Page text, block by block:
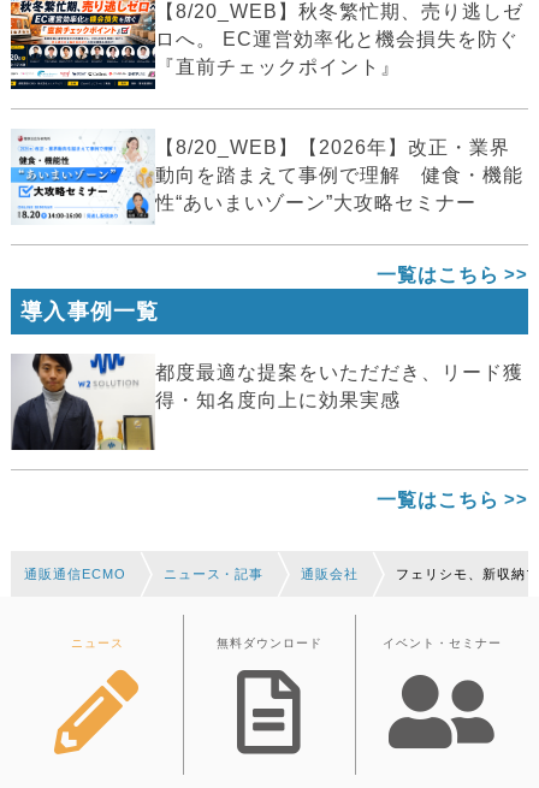
【8/20_WEB】秋冬繁忙期、売り逃しゼ
ロへ。 EC運営効率化と機会損失を防ぐ
『直前チェックポイント』
【8/20_WEB】【2026年】改正・業界
動向を踏まえて事例で理解 健食・機能
性“あいまいゾーン”大攻略セミナー
一覧はこちら
導入事例一覧
都度最適な提案をいただだき、リード獲
得・知名度向上に効果実感
一覧はこちら
通販通信ECMO ニュース・記事 通販会社 フェリシモ、新収納
ニュース 無料ダウンロード イベント・セミナー